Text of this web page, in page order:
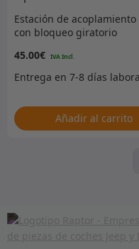
Estación de acoplamiento
con bloqueo giratorio
45.00€
Añadir al carrito